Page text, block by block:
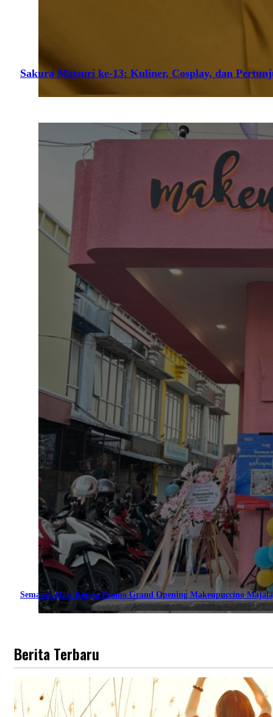
Sakura Matsuri ke-13: Kuliner, Cosplay, dan
Semarak Hari Ketiga Promo Grand Opening Makeupuccino
Berita Terbaru